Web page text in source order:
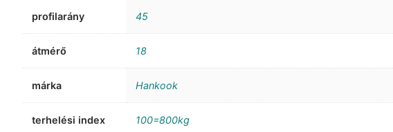
profilarány 45
átmérő 18
márka Hankook
terhelési index 100=800kg